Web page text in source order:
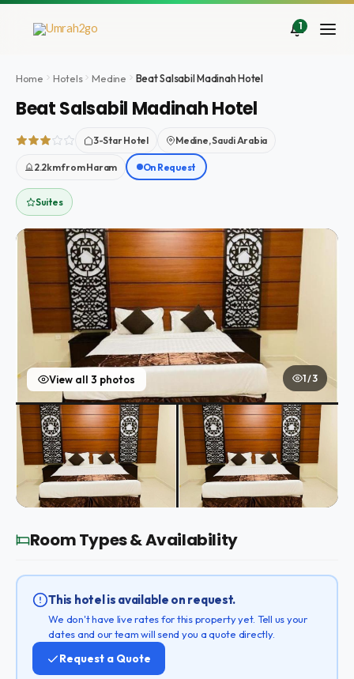
İçeriğe
1
Home Hotels Medine Beat Salsabil Madinah Hotel
Beat Salsabil Madinah Hotel
3-Star Hotel Medine, Saudi Arabia
2.2km from Haram On Request
Suites
View all 3 photos 1 / 3
Room Types & Availability
This hotel is available on request.
We don't have live rates for this property yet. Tell us your
dates and our team will send you a quote directly.
Request a Quote